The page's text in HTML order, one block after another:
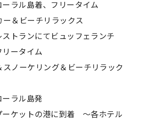
ラル島着、フリータイム
＆ビーチリラックス
トランにてビュッフェランチ
ータイム
ノーケリング＆ビーチリラック
ラル島発
ケットの港に到着 ～各ホテル